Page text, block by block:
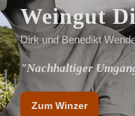
Weingut
Dirk und Benedikt
"Nachhaltiger
"Familienbetrieb mit
Zum Winzer